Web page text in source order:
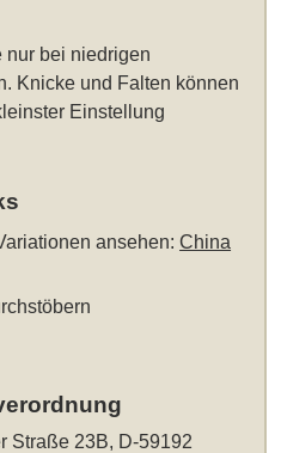
nur bei niedrigen
Knicke und Falten können
Einstellung
ansehen:China
Straße 23B, D-59192